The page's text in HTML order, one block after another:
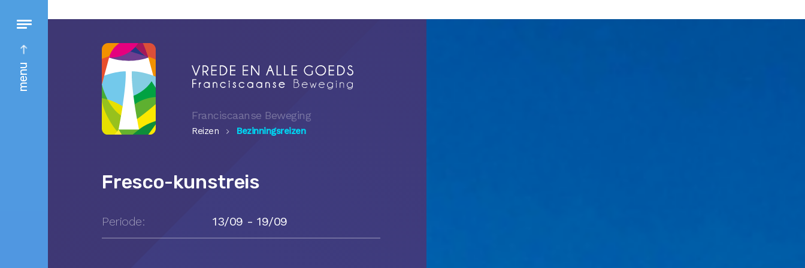
menu
Franciscaanse Beweging
Reizen Bezinningsreizen
Fresco-kunstreis
Periode: 13/09 - 19/09